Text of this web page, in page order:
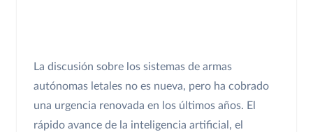
La discusión sobre los sistemas de armas
autónomas letales no es nueva, pero ha cobrado
una urgencia renovada en los últimos años. El
rápido avance de la inteligencia artificial, el